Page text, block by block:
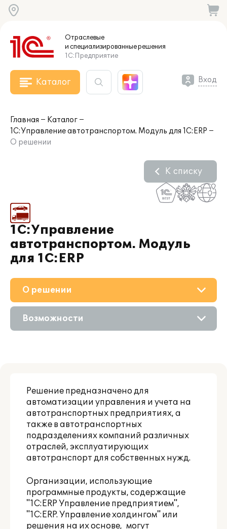
Отраслевые
и специализированныерешения
1С:Предприятие
Каталог Вход
Главная
Каталог
1С:Управление автотранспортом. Модуль для 1С:ERP
О решении
1С:Управление
автотранспортом. Модуль
для 1С:ERP
К списку
О решении
Приобретение
Партнерам
Возможности
Сравнение версий
Решение предназначено для
автоматизации управления и учета на
автотранспортных предприятиях, а
также в автотранспортных
подразделениях компаний различных
отраслей, эксплуатирующих
автотранспорт для собственных нужд.
Организации, использующие
программные продукты, содержащие
"1С:ERP Управление предприятием",
"1С:ERP. Управление холдингом" или
решения на их основе, могут